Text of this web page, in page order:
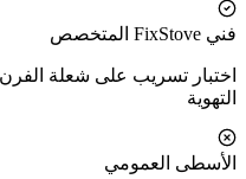
فني FixStove المتخصص
اختبار تسريب على شعلة
التهوية
الأسطى العمومي